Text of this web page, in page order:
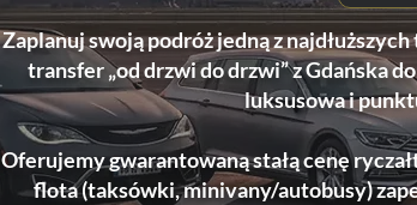
Zaplanuj swoją podróż jedną z
transfer „od drzwi do drzwi” z Gdańska
luksusowa i
Oferujemy gwarantowaną stałą cenę
flota (taksówki, minivany/autobusy)